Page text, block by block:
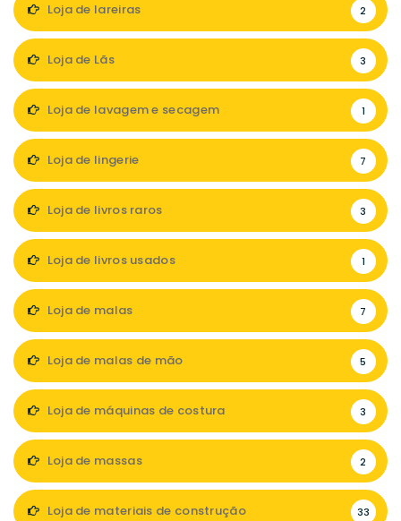
Loja de lareiras 2
Loja de Lãs 3
Loja de lavagem e secagem 1
Loja de lingerie 7
Loja de livros raros 3
Loja de livros usados 1
Loja de malas 7
Loja de malas de mão 5
Loja de máquinas de costura 3
Loja de massas 2
Loja de materiais de construção 33